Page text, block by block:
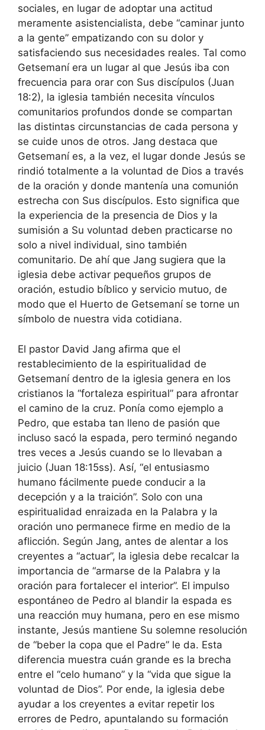
sociales, en lugar de adoptar una actitud
meramente asistencialista, debe “caminar junto
a la gente” empatizando con su dolor y
satisfaciendo sus necesidades reales. Tal como
Getsemaní era un lugar al que Jesús iba con
frecuencia para orar con Sus discípulos (Juan
18:2), la iglesia también necesita vínculos
comunitarios profundos donde se compartan
las distintas circunstancias de cada persona y
se cuide unos de otros. Jang destaca que
Getsemaní es, a la vez, el lugar donde Jesús se
rindió totalmente a la voluntad de Dios a través
de la oración y donde mantenía una comunión
estrecha con Sus discípulos. Esto significa que
la experiencia de la presencia de Dios y la
sumisión a Su voluntad deben practicarse no
solo a nivel individual, sino también
comunitario. De ahí que Jang sugiera que la
iglesia debe activar pequeños grupos de
oración, estudio bíblico y servicio mutuo, de
modo que el Huerto de Getsemaní se torne un
símbolo de nuestra vida cotidiana.
El pastor David Jang afirma que el
restablecimiento de la espiritualidad de
Getsemaní dentro de la iglesia genera en los
cristianos la “fortaleza espiritual” para afrontar
el camino de la cruz. Ponía como ejemplo a
Pedro, que estaba tan lleno de pasión que
incluso sacó la espada, pero terminó negando
tres veces a Jesús cuando se lo llevaban a
juicio (Juan 18:15ss). Así, “el entusiasmo
humano fácilmente puede conducir a la
decepción y a la traición”. Solo con una
espiritualidad enraizada en la Palabra y la
oración uno permanece firme en medio de la
aflicción. Según Jang, antes de alentar a los
creyentes a “actuar”, la iglesia debe recalcar la
importancia de “armarse de la Palabra y la
oración para fortalecer el interior”. El impulso
espontáneo de Pedro al blandir la espada es
una reacción muy humana, pero en ese mismo
instante, Jesús mantiene Su solemne resolución
de “beber la copa que el Padre” le da. Esta
diferencia muestra cuán grande es la brecha
entre el “celo humano” y la “vida que sigue la
voluntad de Dios”. Por ende, la iglesia debe
ayudar a los creyentes a evitar repetir los
errores de Pedro, apuntalando su formación